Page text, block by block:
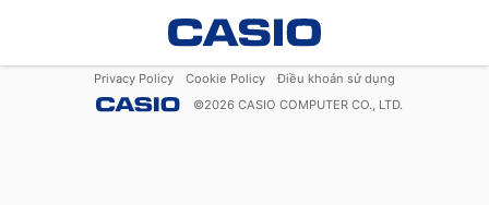
Privacy Policy Cookie Policy
Điều khoản sử dụng
©2026 CASIO COMPUTER CO., LTD.